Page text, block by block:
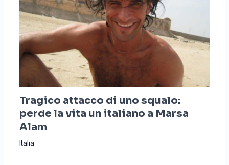
Tragico attacco di uno squalo:
perde la vita un italiano a Marsa
Alam
Italia